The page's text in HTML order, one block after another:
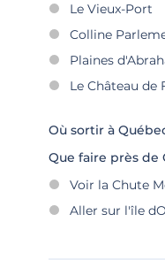
Le Vieux-Port
Colline
Plaines
Le Château de
Où sortir à
Que faire près de
Voir la Chute
Aller sur l'île